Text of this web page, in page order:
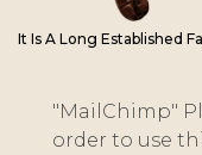
It Is A Long Established
"MailChimp"
order to use